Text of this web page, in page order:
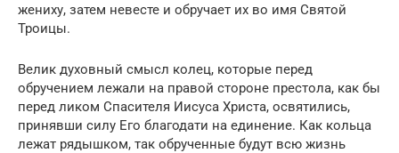
жениху, затем невесте и обручает их во имя Святой
Троицы.
Велик духовный смысл колец, которые перед
обручением лежали на правой стороне престола, как бы
перед ликом Спасителя Иисуса Христа, освятились,
принявши силу Его благодати на единение. Как кольца
лежат рядышком, так обрученные будут всю жизнь